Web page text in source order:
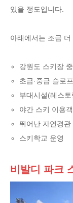
있을 정도입니다.
아래에서는 조금
강원도 스키장
초급·중급 슬로
부대시설(레스토
야간 스키 이용
뛰어난 자연경관
스키학교 운영
비발디 파크